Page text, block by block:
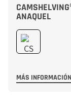
ANAQUEL
MÁS INFORMACIÓN